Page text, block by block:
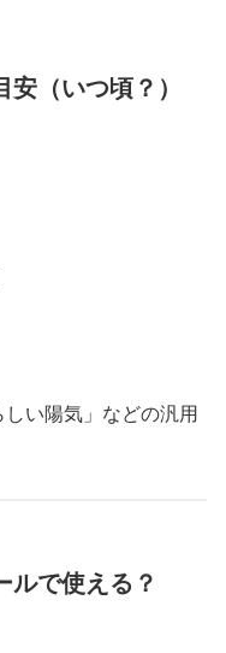
（いつ頃？）
い陽気」などの汎用
ルで使える？